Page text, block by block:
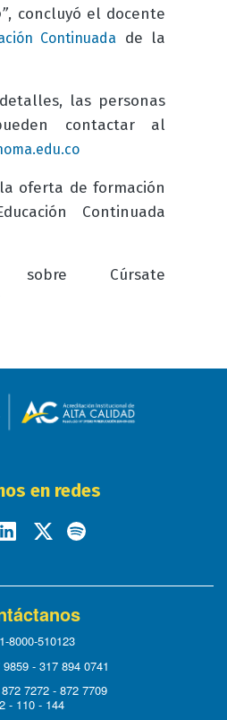
, concluyó el docente
Continuada de la
las personas
contactar al
oferta de formación
Continuada
sobre Cúrsate
en redes
8000-510123
- 317 894 0741
7272 - 872 7709
- 110 - 144